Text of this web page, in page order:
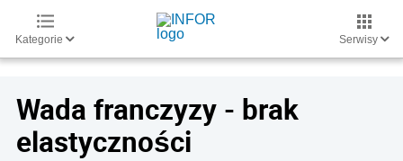
Kategorie Serwisy
Wada franczyzy - brak
elastyczności